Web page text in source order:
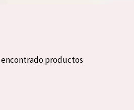
encontrado productos